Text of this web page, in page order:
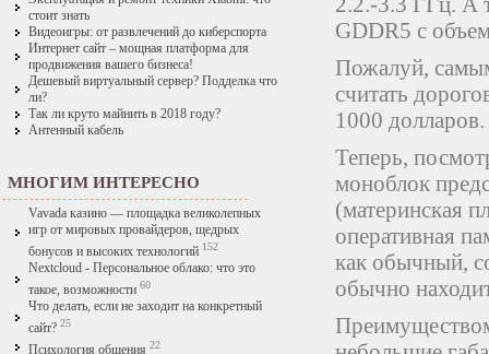
стоит знать
Видеоигры: от развлечений до киберспорта
Интернет сайт – мощная платформа для
продвижения вашего бизнеса!
Дешевый виртуальный сервер? Подделка что
ли?
Так ли круто майнить в 2018 году?
Антенный кабель
МНОГИМ ИНТЕРЕСНО
Vavada казино — площадка великолепных
игр от мировых провайдеров, щедрых
бонусов и высоких технологий 152
Nextcloud - Персональное облако: что это
такое, возможности 60
Что делать, если не заходит на конкретный
сайт? 25
Психология общения 22
GDDR5 с
Пожалуй,
считать
1000 долларов.
Теперь,
моноблок
(материнская
оперативная
как обычный,
обычно